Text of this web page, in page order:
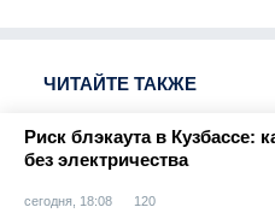
ЧИТАЙТЕ ТАКЖЕ
Риск блэкаута в Кузбассе:
без электричества
сегодня, 18:08 120